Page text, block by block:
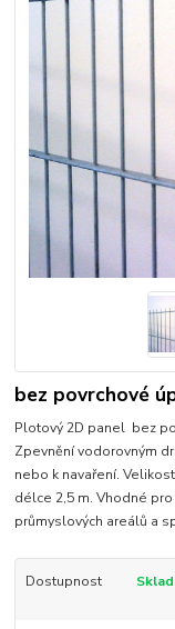
bez povrchové
Plotový 2D panel bez
Zpevnění vodorovným
nebo k navaření.
délce 2,5 m. Vhodné
průmyslových areálů a
Dostupnost